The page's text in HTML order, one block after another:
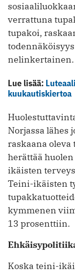
verrattuna
tupakoi,
nelinkertainen.
Lue lisää:
kuukautiskiertoa
Norjassa lähes
raskaana
herättää
ikäisten
Teini-ikäisten
kymmenen
13 prosenttiin.
Koska teini-